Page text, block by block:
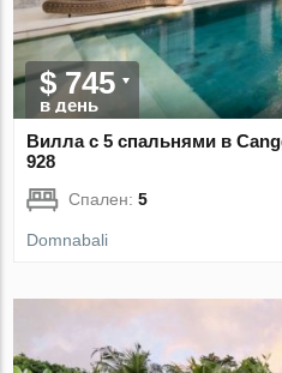
$ 745
в день
Вилла с 5 спальнями в
928
Спален:5
Domnabali